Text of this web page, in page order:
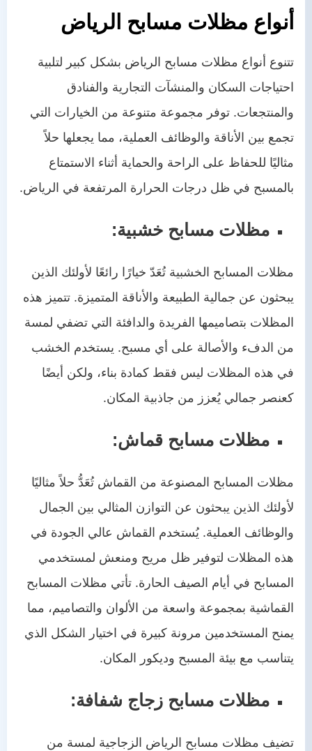
أنواع مظلات مسابح الرياض
تتنوع أنواع مظلات مسابح الرياض بشكل كبير لتلبية
احتياجات السكان والمنشآت التجارية والفنادق
والمنتجعات. توفر مجموعة متنوعة من الخيارات التي
تجمع بين الأناقة والوظائف العملية، مما يجعلها حلاً
مثاليًا للحفاظ على الراحة والحماية أثناء الاستمتاع
بالمسبح في ظل درجات الحرارة المرتفعة في الرياض.
مظلات مسابح خشبية:
مظلات المسابح الخشبية تُعَدّ خيارًا رائعًا لأولئك الذين
يبحثون عن جمالية الطبيعة والأناقة المتميزة. تتميز هذه
المظلات بتصاميمها الفريدة والدافئة التي تضفي لمسة
من الدفء والأصالة على أي مسبح. يستخدم الخشب
في هذه المظلات ليس فقط كمادة بناء، ولكن أيضًا
كعنصر جمالي يُعزز من جاذبية المكان.
مظلات مسابح قماش:
مظلات المسابح المصنوعة من القماش تُعَدُّ حلاً مثاليًا
لأولئك الذين يبحثون عن التوازن المثالي بين الجمال
والوظائف العملية. يُستخدم القماش عالي الجودة في
هذه المظلات لتوفير ظل مريح ومنعش لمستخدمي
المسابح في أيام الصيف الحارة. تأتي مظلات المسابح
القماشية بمجموعة واسعة من الألوان والتصاميم، مما
يمنح المستخدمين مرونة كبيرة في اختيار الشكل الذي
يتناسب مع بيئة المسبح وديكور المكان.
مظلات مسابح زجاج شفافة:
تضيف مظلات مسابح الرياض الزجاجية لمسة من